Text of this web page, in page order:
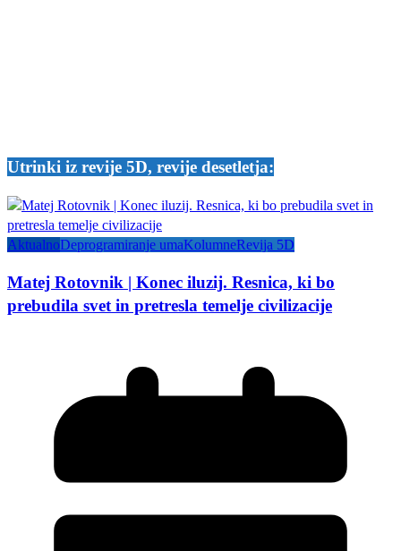
Utrinki iz revije 5D, revije desetletja:
AktualnoDeprogramiranje umaKolumneRevija 5D
Matej Rotovnik | Konec iluzij. Resnica, ki bo
prebudila svet in pretresla temelje civilizacije